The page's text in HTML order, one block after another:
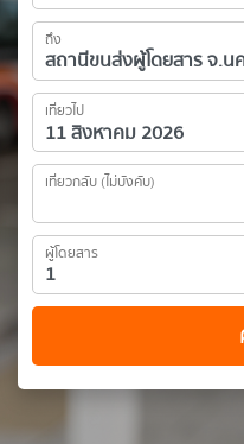
ถึง
เที่ยวไป
เที่ยวกลับ (ไม่บังคับ)
ผู้โดยสาร